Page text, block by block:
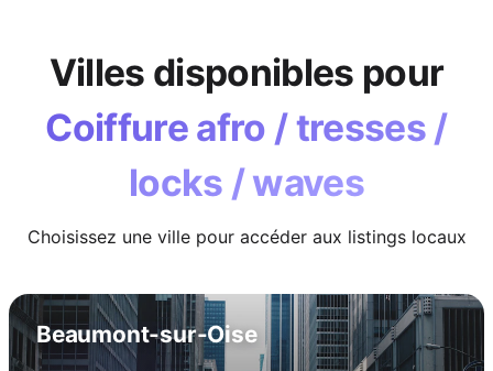
Villes disponibles pour
Coiffure afro / tresses /
locks / waves
Choisissez une ville pour accéder aux listings locaux
Beaumont-sur-Oise